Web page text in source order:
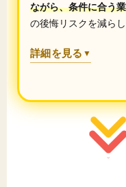
ながら、条件に合う
の後悔リスクを減ら
詳細を見る ▼